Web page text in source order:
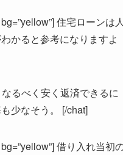
住宅ローンは
かると参考になりますよ
なるべく安く返済できるに
少なそう。 [/chat]
借り入れ当初